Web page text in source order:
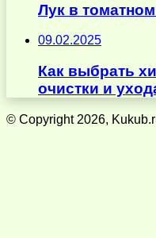
Лук в
09.02.2025
Как выбрать
очистки и
© Copyright 2026,